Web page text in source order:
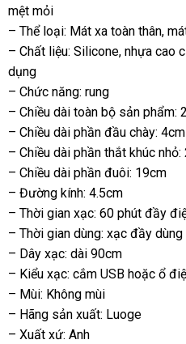
mệt mỏi
– Thể loại: Mát xa toàn thân
phí
,
– Chất liệu: Siliconetiết
, nhựa cao
dụng
– Chức năng: rung
– Chiều dài toàn bộ sản phẩm:
– Chiều dài phần đầu chày: 4cm
– Chiều dài phần thắt khúc nhỏ:
– Chiều dài phần đuôi: 19cm
– Đường kính: 4.5cm
– Thời gian xạc: 60 phút đầy
– Thời gian dùng: xạc đầy
– Dây xạc: dài 90cm
– Kiểu xạc: cắm USB giá
hoặc ổ
– Mùi: Không mùi
– Hãng sản xuất: Luoge
– Xuất xứ: Anh